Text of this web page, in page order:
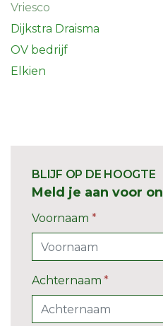
Vriesco
Dijkstra Draisma
OV bedrijf
Elkien
BLIJF OP DE HOOGTE
Meld je aan voor
Voornaam *
Achternaam*